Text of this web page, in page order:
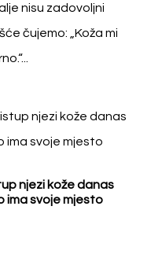
nisu zadovoljni
čujemo: „Koža mi
njezi kože danas
ima svoje mjesto